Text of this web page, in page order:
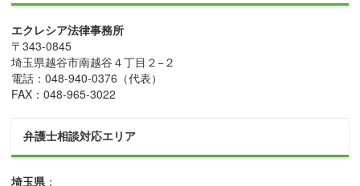
エクレシア法律事務所
〒343-0845
埼玉県越谷市南越谷４丁目２−２
電話：048-940-0376 （代表）
FAX：048-965-3022
弁護士相談対応エリア
埼玉県：